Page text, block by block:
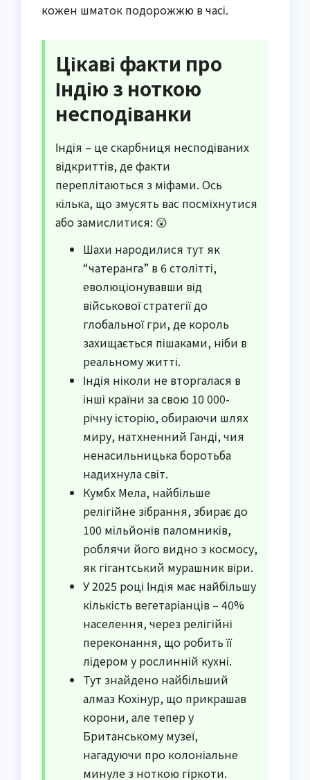
кожен шматок подорожжю в часі.
Цікаві факти про
Індію з ноткою
несподіванки
Індія – це скарбниця несподіваних
відкриттів, де факти
переплітаються з міфами. Ось
кілька, що змусять вас посміхнутися
або замислитися: 😲
Шахи народилися тут як
“чатеранга” в 6 столітті,
еволюціонувавши від
військової стратегії до
глобальної гри, де король
захищається пішаками, ніби в
реальному житті.
Індія ніколи не вторгалася в
інші країни за свою 10 000-
річну історію, обираючи шлях
миру, натхненний Ганді, чия
ненасильницька боротьба
надихнула світ.
Кумбх Мела, найбільше
релігійне зібрання, збирає до
100 мільйонів паломників,
роблячи його видно з космосу,
як гігантський мурашник віри.
У 2025 році Індія має найбільшу
кількість вегетаріанців – 40%
населення, через релігійні
переконання, що робить її
лідером у рослинній кухні.
Тут знайдено найбільший
алмаз Кохінур, що прикрашав
корони, але тепер у
Британському музеї,
нагадуючи про колоніальне
минуле з ноткою гіркоти.